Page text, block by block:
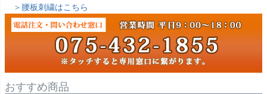
＞腰板刺繍はこちら
おすすめ商品